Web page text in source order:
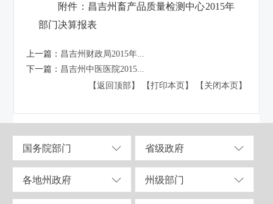
附件： 昌吉州畜产品质量检测中心2015年
部门决算报表
上一篇： 昌吉州财政局2015年...
下一篇： 昌吉州中医医院2015...
【返回顶部】
【打印本页】 【关闭本页】
国务院部门 省级政府
各地州政府 州级部门